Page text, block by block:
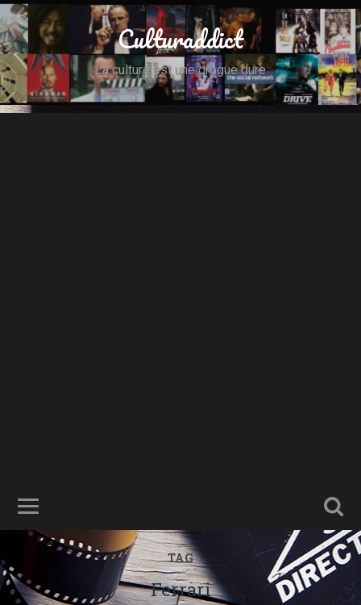
Culturaddict
La culture est une drogue dure
TAG
Ferrari